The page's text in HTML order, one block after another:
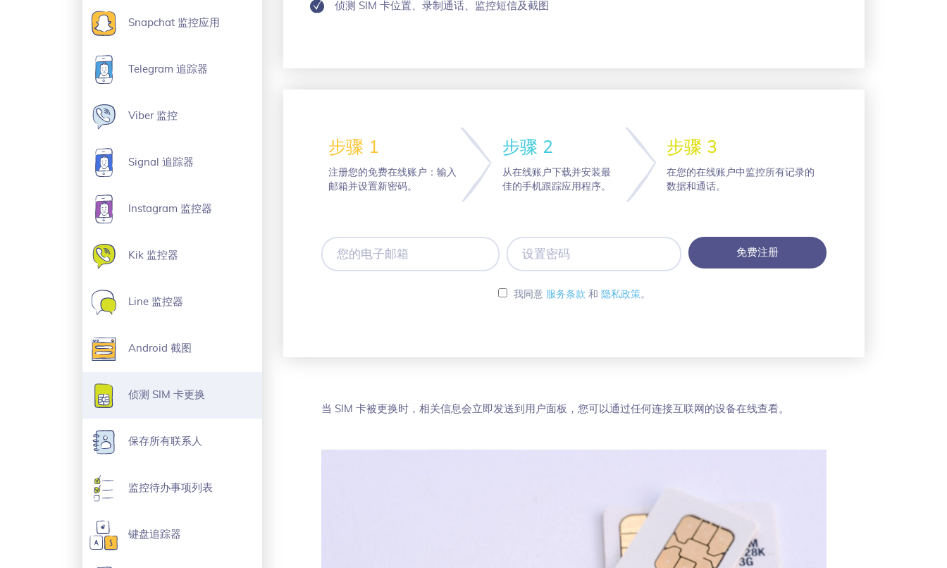
Snapchat 监控应用
Telegram 追踪器
Viber 监控
Signal 追踪器
Instagram 监控器
Kik 监控器
Line 监控器
Android 截图
侦测 SIM 卡更换
保存所有联系人
监控待办事项列表
键盘追踪器
侦测 SIM 卡位置、录制通话、监控短信及截图
步骤 1
注册您的免费在线账户：输入
邮箱并设置新密码。
步骤 2
从在线账户下载并安装最
佳的手机跟踪应用程序。
步骤 3
在您的在线账户中监控所有记录的
数据和通话。
您
的
电
设
置
密
码
我同意 服务条款 和 隐私政策。
当 SIM 卡被更换时，相关信息会立即发送到用户面板，您可以通过任何连接互联网的设备在线查看。